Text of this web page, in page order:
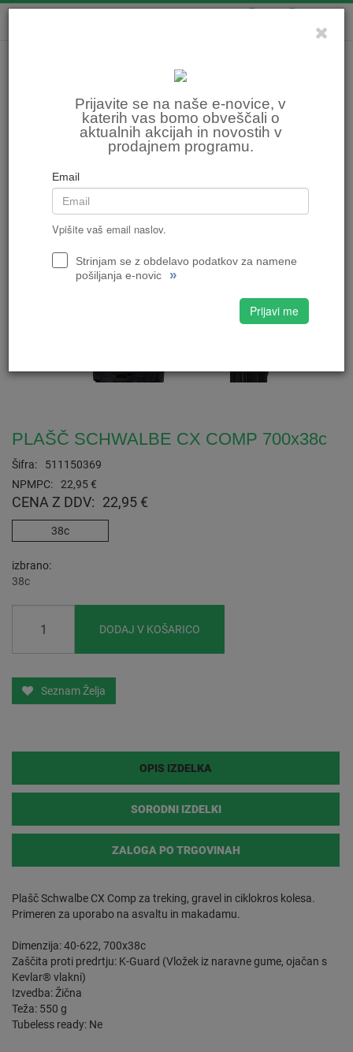
Prijavite se na naše e-novice, v
katerih vas bomo obveščali o
aktualnih akcijah in novostih v
prodajnem programu.
Email
Vpišite vaš email naslov.
Strinjam se z obdelavo podatkov za namene
pošiljanja e-novic
»
Prijavi me
PLAŠČ SCHWALBE CX COMP 700x38c
Šifra:
511150369
NPMPC:
22,95 €
CENA Z DDV: 22,95 €
38c
izbrano
38c
DODAJ V KOŠARICO
Seznam Želja
OPIS IZDELKA
SORODNI IZDELKI
ZALOGA PO TRGOVINAH
Plašč Schwalbe CX Comp za treking, gravel in ciklokros kolesa.
Primeren za uporabo na asvaltu in makadamu.
Dimenzija: 40-622, 700x38c
Zaščita proti predrtju: K-Guard (Vložek iz naravne gume, ojačan s
Kevlar® vlakni)
Izvedba: Žična
Teža: 550 g
Tubeless ready: Ne